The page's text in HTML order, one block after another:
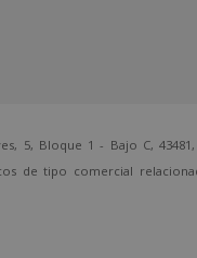
5, Bloque 1 - Bajo C,
de tipo comercial